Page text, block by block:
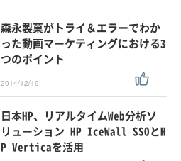
森永製菓がトライ＆エラーでわか
った動画マーケティングにおける3
つのポイント
2014/12/19
日本HP、リアルタイムWeb分析ソ
リューション HP IceWall SSOとH
P Verticaを活用